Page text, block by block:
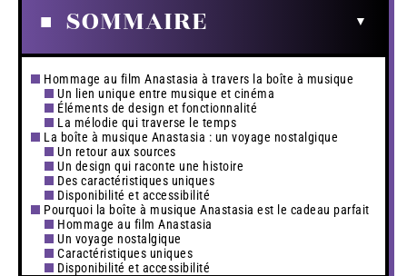
SOMMAIRE
Hommage au film Anastasia à travers la boîte à musique
Un lien unique entre musique et cinéma
Éléments de design et fonctionnalité
La mélodie qui traverse le temps
La boîte à musique Anastasia : un voyage nostalgique
Un retour aux sources
Un design qui raconte une histoire
Des caractéristiques uniques
Disponibilité et accessibilité
Pourquoi la boîte à musique Anastasia est le cadeau parfait
Hommage au film Anastasia
Un voyage nostalgique
Caractéristiques uniques
Disponibilité et accessibilité